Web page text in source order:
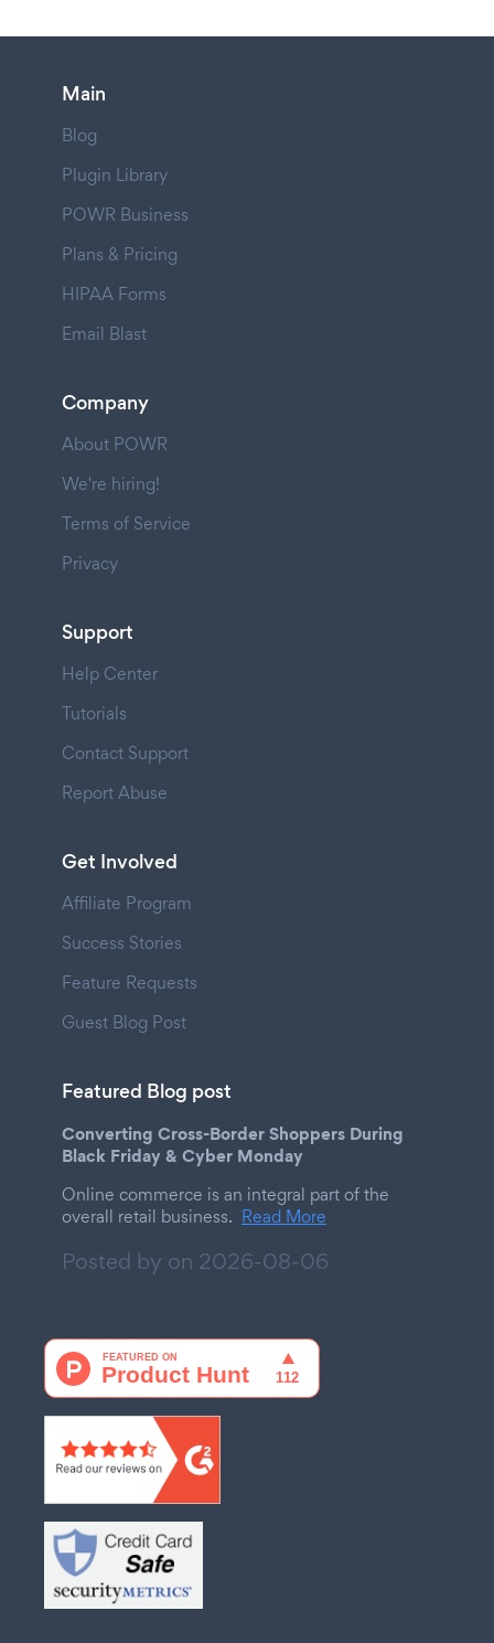
Main
Blog
Plugin Library
POWR Business
Plans & Pricing
HIPAA Forms
Email Blast
Company
About POWR
We're hiring!
Terms of Service
Privacy
Support
Help Center
Tutorials
Contact Support
Report Abuse
Get Involved
Affiliate Program
Success Stories
Feature Requests
Guest Blog Post
Featured Blog post
Converting Cross-Border Shoppers During
Black Friday & Cyber Monday
Online commerce is an integral part of the
overall retail business. Read More
Posted by on 2026-08-06